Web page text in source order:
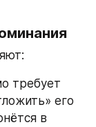
требует
его
в